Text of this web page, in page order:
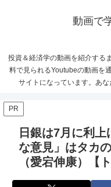
動画で
投資＆経済学の動画を紹介する
料で見られるYoutubeの動画を
サイトになっています。あ
PR
日銀は7月に利
な意見」はタカ
（愛宕伸康）【